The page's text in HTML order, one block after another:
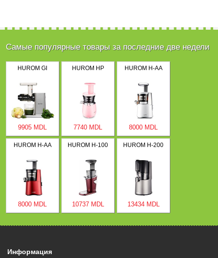
Самые популярные товары за последние две недели
HUROM GI
9905 MDL
HUROM HP
7740 MDL
HUROM H-AA
8000 MDL
HUROM H-AA
8000 MDL
HUROM H-100
10737 MDL
HUROM H-200
13434 MDL
Информация